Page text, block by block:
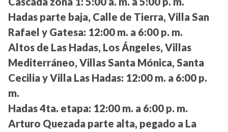
Hadas parte baja, Calle de Tierra, Villa San
Rafael y Gatesa: 12:00 m. a 6:00 p. m.
Altos de Las Hadas, Los Ángeles, Villas
Mediterráneo, Villas Santa Mónica, Santa
Cecilia y Villa Las Hadas: 12:00 m. a 6:00 p.
m.
Hadas 4ta. etapa: 12:00 m. a 6:00 p. m.
Arturo Quezada parte alta, pegado a La